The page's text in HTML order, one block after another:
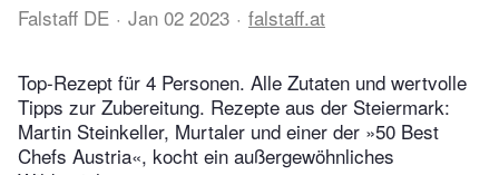
Falstaff DE Jan 02 2023 falstaff.at
Top-Rezept für 4 Personen. Alle Zutaten und wertvolle
Tipps zur Zubereitung. Rezepte aus der Steiermark:
Martin Steinkeller, Murtaler und einer der »50 Best
Chefs Austria«, kocht ein außergewöhnliches